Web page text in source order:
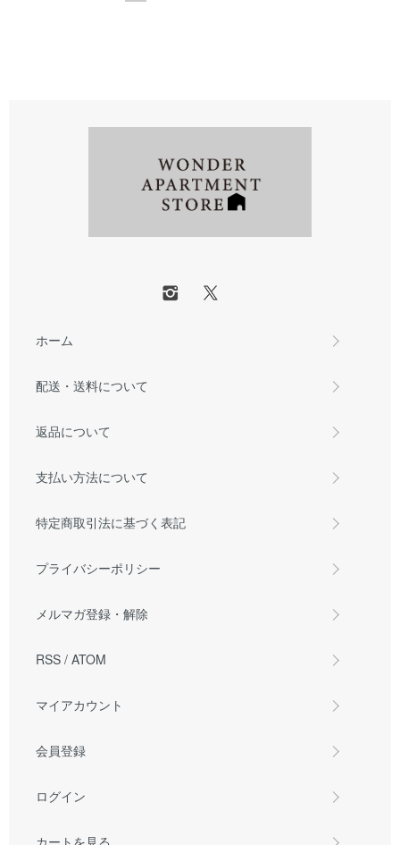
ホーム
配送・送料について
返品について
支払い方法について
特定商取引法に基づく表記
プライバシーポリシー
メルマガ登録・解除
RSS / ATOM
マイアカウント
会員登録
ログイン